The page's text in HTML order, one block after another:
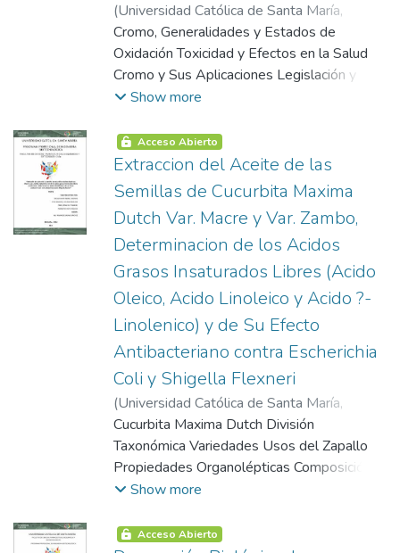
(Universidad Católica de Santa María,
2004-10-13)Prado Salinas, Diego Gabriel
Ruiz De Somocurcio Chavez Quiroz,
Fernanda
Cromo, Generalidades y Estados de
Oxidación Toxicidad y Efectos en la Salud
Cromo y Sus Aplicaciones Legislación y
Limites Permisibles Métodos
Métodos Biotecnológicos de Remoción de
Cromo Diseño de Sistemas para la
Remediación de Aguas Residuales
Contaminadas con Cromo Perspectivas
Futuras
Show more
Acceso Abierto
Extraccion del Aceite de las
Semillas de Cucurbita Maxima
Dutch Var. Macre y Var. Zambo,
Determinacion de los Acidos
Grasos Insaturados Libres (Acido
Oleico, Acido Linoleico y Acido ?-
Linolenico) y de Su Efecto
Antibacteriano contra Escherichia
Coli y Shigella Flexneri
(Universidad Católica de Santa María,
2005-08-13)Choquenaira Florez, Rosario
Rivas Zegarra, Solange Marlene
Cucurbita Maxima Dutch División
Taxonómica Variedades Usos del Zapallo
Propiedades Organolépticas Composición
Química Propiedades del Zapallo Semillas
Origen Vegetal Mantecas Ácidos Grasos
Show more
Acceso Abierto